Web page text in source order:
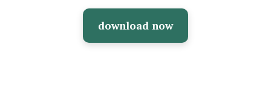
download now